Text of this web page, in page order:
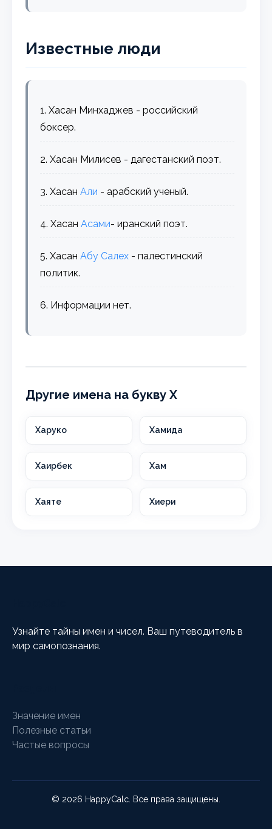
Известные люди
1. Хасан Минхаджев - российский
боксер.
2. Хасан Милисев - дагестанский поэт.
3. ХасанАли - арабский ученый.
4. ХасанАсами- иранский поэт.
5. ХасанАбу Салех - палестинский
политик.
6. Информации нет.
Другие имена на букву Х
Харуко Хамида
Хаирбек Хам
Хаяте Хиери
Узнайте тайны имен и чисел. Ваш путеводитель в
мир самопознания.
Значение имен
Полезные статьи
Частые вопросы
© 2026 HappyCalc. Все права защищены.